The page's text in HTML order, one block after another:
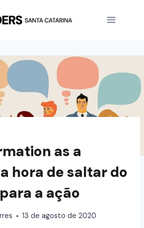
as a
hora de saltar do
a ação
13 de agosto de 2020